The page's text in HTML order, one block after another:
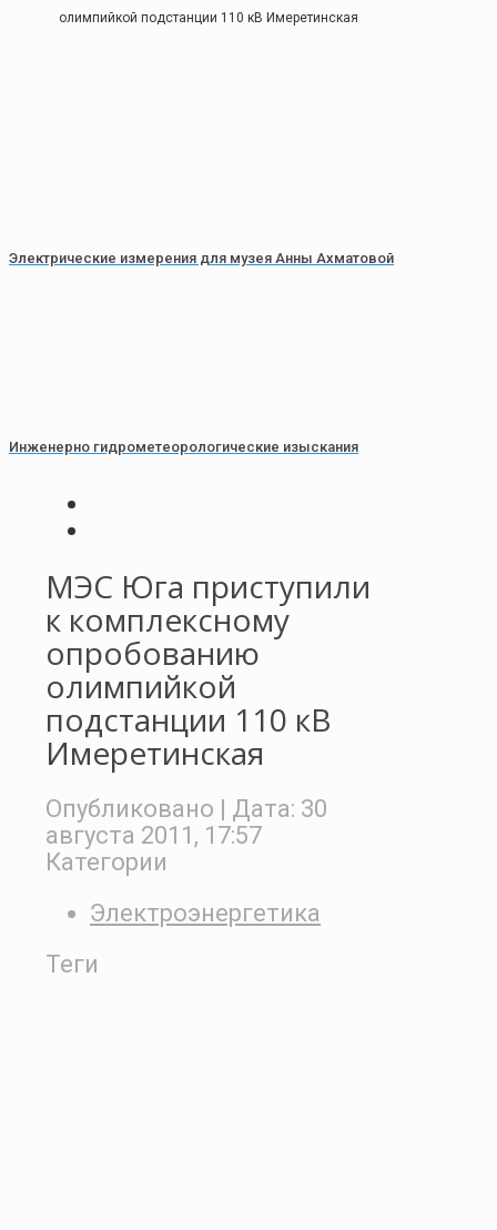
олимпийкой подстанции 110 кВ Имеретинская
Электрические измерения для музея Анны Ахматовой
Инженерно гидрометеорологические изыскания
МЭС Юга приступили
к комплексному
опробованию
олимпийкой
подстанции 110 кВ
Имеретинская
Опубликовано | Дата: 30
августа 2011, 17:57
Категории
Электроэнергетика
Теги